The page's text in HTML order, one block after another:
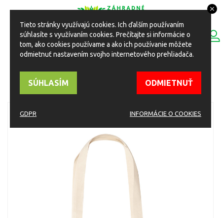
Toggle
navigation
ESHOP
Taška Missam bavlnená prírodná
Tieto stránky využívajú cookies. Ich ďalším používaním
súhlasíte s využívaním cookies. Prečítajte si informácie o
tom, ako cookies používame a ako ich používanie môžete
odmietnuť nastavením svojho internetového prehliadača.
SÚHLASÍM ODMIETNUŤ
GDPR INFORMÁCIE O COOKIES